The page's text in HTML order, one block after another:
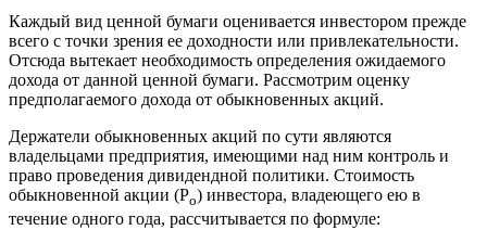
Каждый вид ценной бумаги оценивается инвестором прежде
всего с точки зрения ее доходности или привлекательности.
Отсюда вытекает необходимость определения ожидаемого
дохода от данной ценной бумаги. Рассмотрим оценку
предполагаемого дохода от обыкновенных акций.
Держатели обыкновенных акций по сути являются
владельцами предприятия, имеющими над ним контроль и
право проведения дивидендной политики. Стоимость
обыкновенной акции (Ро) инвестора, владеющего ею в
течение одного года, рассчитывается по формуле: